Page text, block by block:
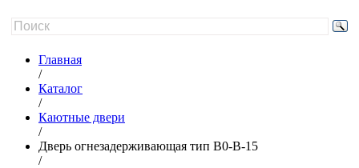
Главная
/
Каталог
/
Каютные двери
/
Дверь огнезадерживающая тип B0-B-15
/